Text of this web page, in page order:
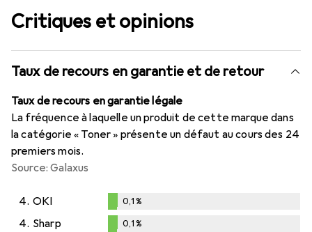
Critiques et opinions
Taux de recours en garantie et de retour
Taux de recours en garantie légale
La fréquence à laquelle un produit de cette marque dans
la catégorie « Toner » présente un défaut au cours des 24
premiers mois.
Source: Galaxus
4. OKI
%
0,1%
4. Sharp 0,1%